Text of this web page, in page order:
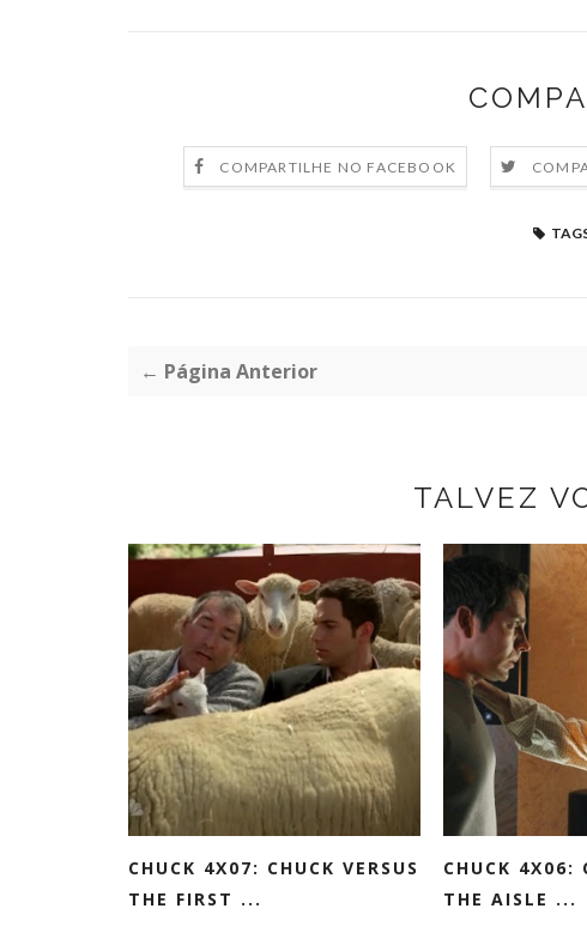
COMPARTILHE NO FACEBOOK
← Página Anterior
TALVEZ
CHUCK 4X07: CHUCK VERSUS
THE FIRST ...
CHUCK 4X06:
THE AISLE ...